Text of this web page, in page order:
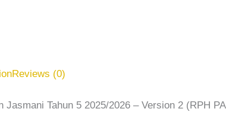
Reviews (0)
Jasmani Tahun 5 2025/2026 – Version 2 (RPH